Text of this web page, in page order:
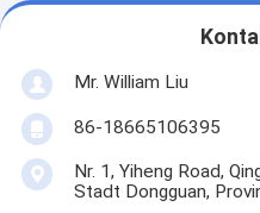
Mr. William Liu
86-18665106395
Nr. 1, Yiheng Road,
Stadt Dongguan,